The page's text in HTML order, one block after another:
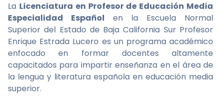
La Licenciatura en Profesor de Educación Media
Especialidad Español en la Escuela Normal
Superior del Estado de Baja California Sur Profesor
Enrique Estrada Lucero es un programa académico
enfocado en formar docentes altamente
capacitados para impartir enseñanza en el área de
la lengua y literatura española en educación media
superior.